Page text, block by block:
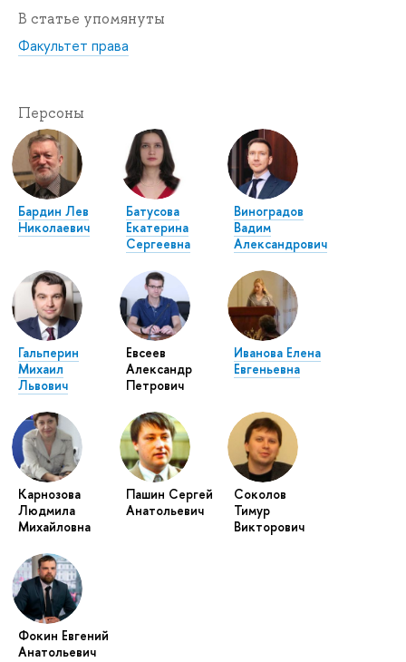
В статье упомянуты
Факультет права
Персоны
Бардин Лев
Николаевич
Батусова
Екатерина
Сергеевна
Виноградов
Вадим
Александрович
Гальперин
Михаил
Львович
Евсеев
Александр
Петрович
Иванова Елена
Евгеньевна
Карнозова
Людмила
Михайловна
Пашин Сергей
Анатольевич
Соколов
Тимур
Викторович
Фокин Евгений
Анатольевич